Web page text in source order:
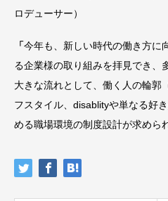
ロデューサー）
「今年も、新しい時代の働き方に
る企業様の取り組みを拝見でき、
大きな流れとして、働く人の輪郭
フスタイル、disablityや単なる好
める職場環境の制度設計が求めら